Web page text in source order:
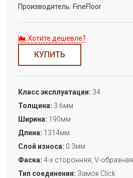
Производитель: FineFloor
Хотите дешевле?
КУПИТЬ
Класс эксплуатации: 34
Толщина: 3.6мм
Ширина: 190мм
Длина: 1314мм
Слой износа: 0.3мм
Фаска: 4-х сторонняя, V-образная
Тип соединения: Замок Сlick